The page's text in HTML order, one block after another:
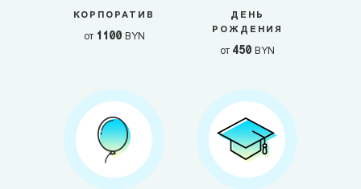
КОРПОРАТИВ
от 1100 BYN
ДЕНЬ
РОЖДЕНИЯ
от 450 BYN